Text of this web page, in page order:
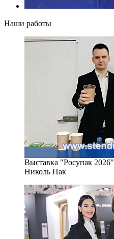
Наши работы
Выставка "Росупак 2026"
Николь Пак